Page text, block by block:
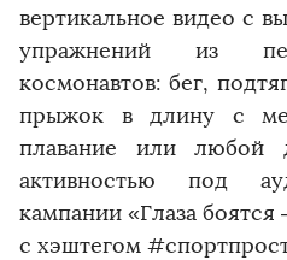
вертикальное видео с
упражнений из
космонавтов: бег,
прыжок в длину с
плавание или любой
активностью под
кампании «Глаза
с хэштегом